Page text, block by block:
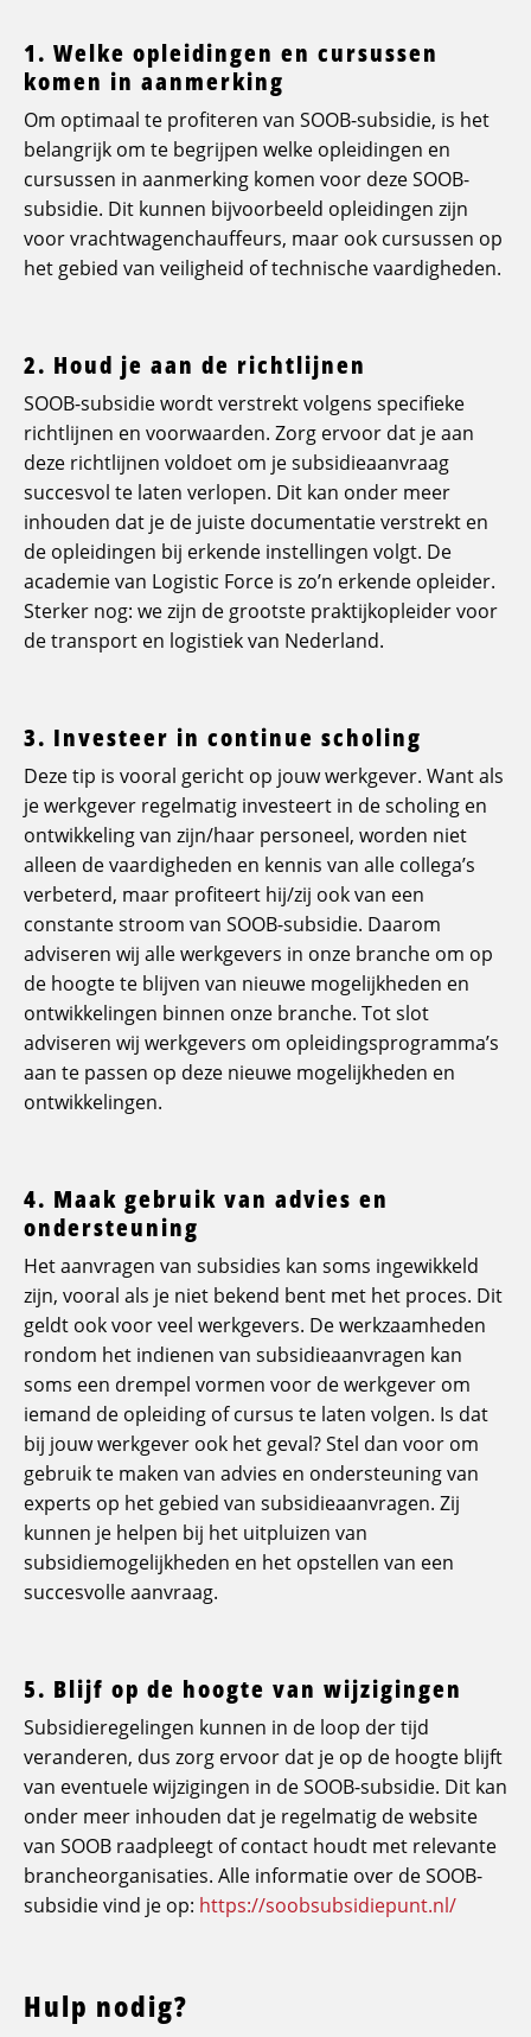
1. Welke opleidingen en cursussen
komen in aanmerking
Om optimaal te profiteren van SOOB-subsidie, is het
belangrijk om te begrijpen welke opleidingen en
cursussen in aanmerking komen voor deze SOOB-
subsidie. Dit kunnen bijvoorbeeld opleidingen zijn
voor vrachtwagenchauffeurs, maar ook cursussen op
het gebied van veiligheid of technische vaardigheden.
2. Houd je aan de richtlijnen
SOOB-subsidie wordt verstrekt volgens specifieke
richtlijnen en voorwaarden. Zorg ervoor dat je aan
deze richtlijnen voldoet om je subsidieaanvraag
succesvol te laten verlopen. Dit kan onder meer
inhouden dat je de juiste documentatie verstrekt en
de opleidingen bij erkende instellingen volgt. De
academie van Logistic Force is zo’n erkende opleider.
Sterker nog: we zijn de grootste praktijkopleider voor
de transport en logistiek van Nederland.
3. Investeer in continue scholing
Deze tip is vooral gericht op jouw werkgever. Want als
je werkgever regelmatig investeert in de scholing en
ontwikkeling van zijn/haar personeel, worden niet
alleen de vaardigheden en kennis van alle collega’s
verbeterd, maar profiteert hij/zij ook van een
constante stroom van SOOB-subsidie. Daarom
adviseren wij alle werkgevers in onze branche om op
de hoogte te blijven van nieuwe mogelijkheden en
ontwikkelingen binnen onze branche. Tot slot
adviseren wij werkgevers om opleidingsprogramma’s
aan te passen op deze nieuwe mogelijkheden en
ontwikkelingen.
4. Maak gebruik van advies en
ondersteuning
Het aanvragen van subsidies kan soms ingewikkeld
zijn, vooral als je niet bekend bent met het proces. Dit
geldt ook voor veel werkgevers. De werkzaamheden
rondom het indienen van subsidieaanvragen kan
soms een drempel vormen voor de werkgever om
iemand de opleiding of cursus te laten volgen. Is dat
bij jouw werkgever ook het geval? Stel dan voor om
gebruik te maken van advies en ondersteuning van
experts op het gebied van subsidieaanvragen. Zij
kunnen je helpen bij het uitpluizen van
subsidiemogelijkheden en het opstellen van een
succesvolle aanvraag.
5. Blijf op de hoogte van wijzigingen
Subsidieregelingen kunnen in de loop der tijd
veranderen, dus zorg ervoor dat je op de hoogte blijft
van eventuele wijzigingen in de SOOB-subsidie. Dit kan
onder meer inhouden dat je regelmatig de website
van SOOB raadpleegt of contact houdt met relevante
brancheorganisaties. Alle informatie over de SOOB-
subsidie vind je op: https://soobsubsidiepunt.nl/
Hulp nodig?